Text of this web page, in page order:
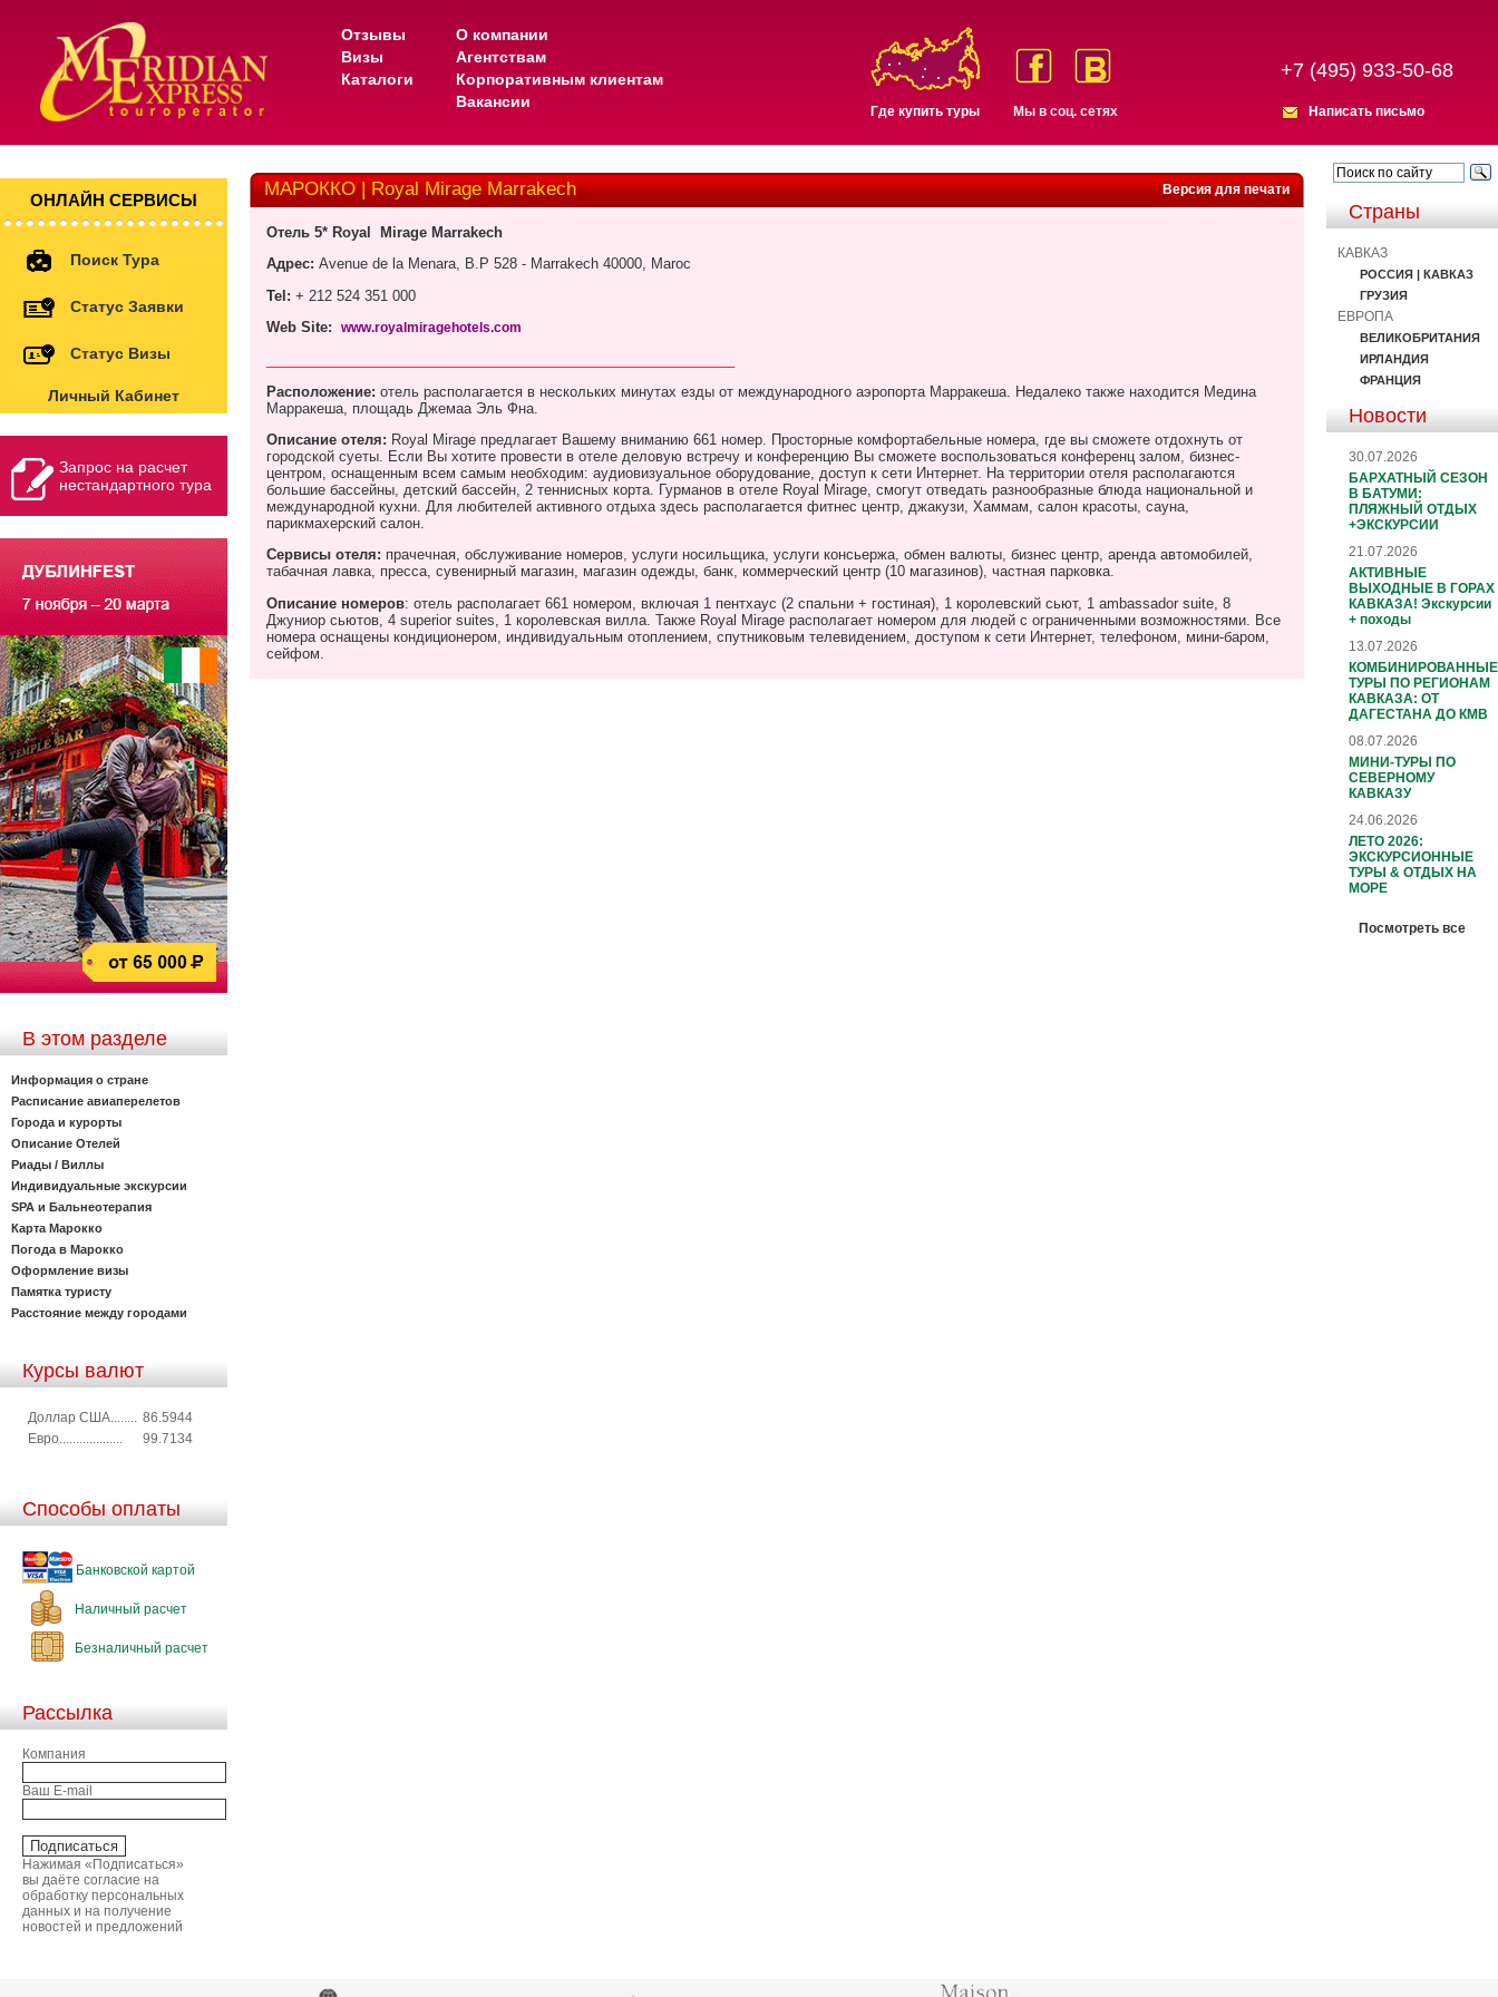
Отзывы
Визы
Каталоги
О компании
Агентствам
Корпоративным клиентам
Вакансии
Где купить туры Мы в соц. сетях
+7 (495) 933-50-68
Написать письмо
ОНЛАЙН СЕРВИСЫ
Поиск Тура
Статус Заявки
Статус Визы
Личный Кабинет
Запрос на расчет
нестандартного тура
В этом разделе
Информация о стране
Расписание авиаперелетов
Города и курорты
Описание Отелей
Риады / Виллы
Индивидуальные экскурсии
SPA и Бальнеотерапия
Карта Марокко
Погода в Марокко
Оформление визы
Памятка туристу
Расстояние между городами
Курсы валют
Доллар США........ 86.5944
Евро...................
99.7134
Способы оплаты
Банковской картой
Наличный расчет
Безналичный расчет
Рассылка
Компания
Ваш E-mail
Нажимая «Подписаться»
вы даёте согласие на
обработку персональных
данных и на получение
новостей и предложений
Версия для печати
МАРОККО | Royal Mirage Marrakech
Отель 5* Royal
Mirage Marrakech
Адрес: Avenue de la Menara, B.P 528 - Marrakech 40000, Maroc
Tel: + 212 524 351 000
Web Site:
www.royalmiragehotels.com
Расположение: отель располагается в нескольких минутах езды от международного аэропорта Марракеша. Недалеко также находится Медина
Марракеша, площадь Джемаа Эль Фна.
Описание отеля: Royal Mirage предлагает Вашему вниманию 661 номер. Просторные комфортабельные номера, где вы сможете отдохнуть от
городской суеты. Если Вы хотите провести в отеле деловую встречу и конференцию Вы сможете воспользоваться конференц залом, бизнес-
центром, оснащенным всем самым необходим: аудиовизуальное оборудование, доступ к сети Интернет. На территории отеля располагаются
большие бассейны, детский бассейн, 2 теннисных корта. Гурманов в отеле Royal Mirage , смогут отведать разнообразные блюда национальной и
международной кухни. Для любителей активного отдыха здесь располагается фитнес центр, джакузи, Хаммам, салон красоты, сауна,
парикмахерский салон.
Сервисы отеля: прачечная, обслуживание номеров, услуги носильщика, услуги консьержа, обмен валюты, бизнес центр, аренда автомобилей,
табачная лавка, пресса, сувенирный магазин, магазин одежды, банк, коммерческий центр (10 магазинов), частная парковка.
Описание номеров: отель располагает 661 номером, включая 1 пентхаус (2 спальни + гостиная), 1 королевский сьют, 1 ambassador suite , 8
Джуниор сьютов, 4 superior suites , 1 королевская вилла. Также Royal Mirage располагает номером для людей с ограниченными возможностями. Все
номера оснащены кондиционером, индивидуальным отоплением, спутниковым телевидением, доступом к сети Интернет, телефоном, мини-баром,
сейфом.
Страны
КАВКАЗ
РОССИЯ | КАВКАЗ
ГРУЗИЯ
ЕВРОПА
ВЕЛИКОБРИТАНИЯ
ИРЛАНДИЯ
ФРАНЦИЯ
Новости
30.07.2026
БАРХАТНЫЙ СЕЗОН
В БАТУМИ:
ПЛЯЖНЫЙ ОТДЫХ
+ЭКСКУРСИИ
21.07.2026
АКТИВНЫЕ
ВЫХОДНЫЕ В ГОРАХ
КАВКАЗА! Экскурсии
+ походы
13.07.2026
КОМБИНИРОВАННЫЕ
ТУРЫ ПО РЕГИОНАМ
КАВКАЗА: ОТ
ДАГЕСТАНА ДО КМВ
08.07.2026
МИНИ-ТУРЫ ПО
СЕВЕРНОМУ
КАВКАЗУ
24.06.2026
ЛЕТО 2026:
ЭКСКУРСИОННЫЕ
ТУРЫ & ОТДЫХ НА
МОРЕ
Посмотреть все